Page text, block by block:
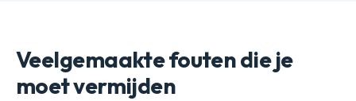
Veelgemaakte fouten die je
moet vermijden